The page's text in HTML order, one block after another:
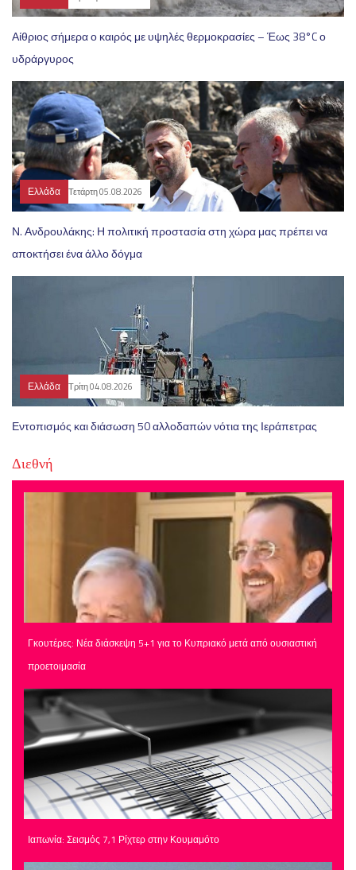
Αίθριος σήμερα ο καιρός με υψηλές θερμοκρασίες – Έως 38°C ο
υδράργυρος
Ελλάδα Τετάρτη 05.08.2026
Ν. Ανδρουλάκης: Η πολιτική προστασία στη χώρα μας πρέπει να
αποκτήσει ένα άλλο δόγμα
Ελλάδα Τρίτη 04.08.2026
Εντοπισμός και διάσωση 50 αλλοδαπών νότια της Ιεράπετρας
Διεθνή
Γκουτέρες: Νέα διάσκεψη 5+1 για το Κυπριακό μετά από ουσιαστική
προετοιμασία
Ιαπωνία: Σεισμός 7,1 Ρίχτερ στην Κουμαμότο